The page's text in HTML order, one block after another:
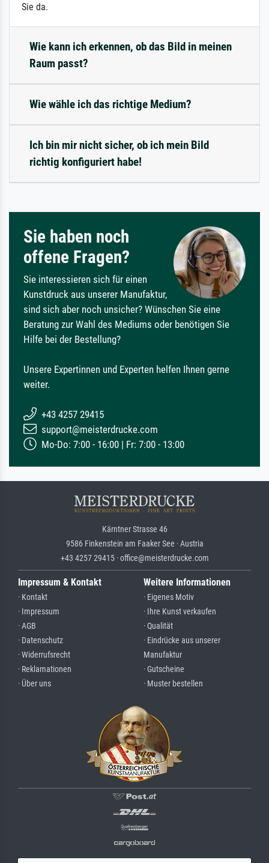
Sie da.
Wie kann ich erkennen, ob das Bild in meinen
Raum passt?
Wie wähle ich das richtige Medium?
Ich bin mir nicht sicher, ob ich mein Bild
richtig konfiguriert habe!
Sie haben noch
offene Fragen?
Sie interessieren sich für einen
Kunstdruck aus unserer Manufaktur,
sind sich aber noch unsicher? Wünschen Sie eine
Beratung zur Wahl des Mediums oder benötigen Sie
Hilfe bei der Bestellung?
Unsere Expertinnen und Experten helfen Ihnen gerne
weiter.
+43 4257 29415
support@meisterdrucke.com
Mo-Do: 7:00 - 16:00 | Fr: 7:00 - 13:00
Kärntner Strasse 46
9586 Finkenstein am Faaker See · Austria
+43 4257 29415 · office@meisterdrucke.com
Impressum & Kontakt
· Kontakt
· Impressum
· AGB
· Datenschutz
· Widerrufsrecht
· Reklamationen
· Über uns
Weitere Informationen
· Eigenes Motiv
· Ihre Kunst verkaufen
· Qualität
· Eindrücke aus unserer
Manufaktur
· Gutscheine
· Muster bestellen